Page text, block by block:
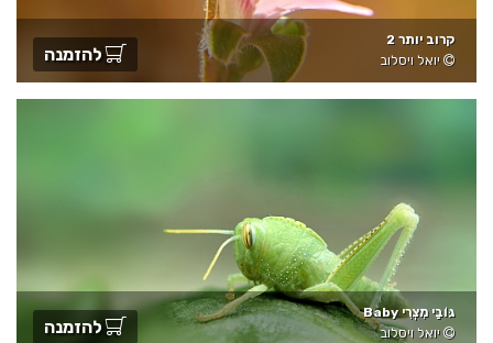
קרוב יותר 2
יואל ויסלוב
להזמנה
גּוֹבַי מִצְרִי Baby
יואל ויסלוב
להזמנה